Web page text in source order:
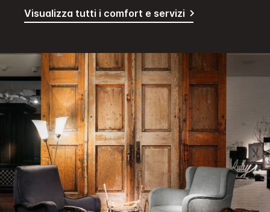
Visualizza tutti i comfort e servizi